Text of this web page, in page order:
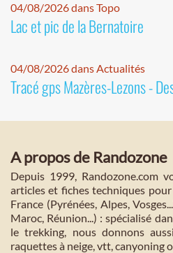
04/08/2026 dans Topo
Lac et pic de la Bernatoire
04/08/2026 dans Actualités
Tracé gps Mazères-Lezons -
A propos de Randozone
Depuis 1999, Randozone.com
articles et fiches techniques
France (Pyrénées, Alpes,
Maroc, Réunion...) : spécialisé
le trekking, nous donnons
raquettes à neige, vtt, canyoning